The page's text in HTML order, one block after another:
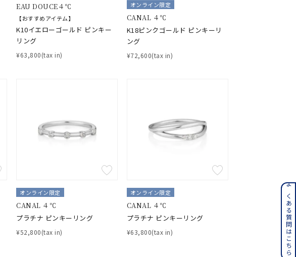
キーワードで検索する
シルバー ステンレス
トリプルカラー その他
EAU DOUCE４℃
【おすすめアイテム】
K10イエローゴールド ピンキー
リング
¥63,800(tax in)
オンライン限定
CANAL ４℃
K18ピンクゴールド ピンキーリ
ング
¥72,600(tax in)
オンライン限定
CANAL ４℃
プラチナ ピンキーリング
¥52,800(tax in)
オンライン限定
CANAL ４℃
プラチナ ピンキーリング
¥63,800(tax in) よくある質問はこちら